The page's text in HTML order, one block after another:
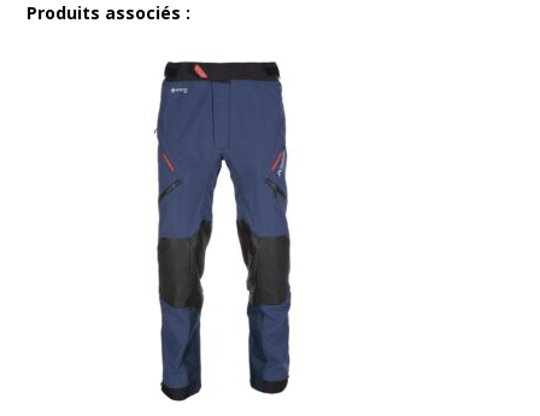
Produits associés :